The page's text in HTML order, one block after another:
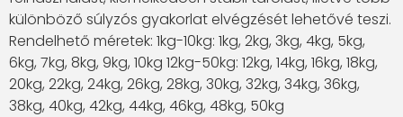
különböző súlyzós gyakorlat elvégzését lehetővé teszi.
Rendelhető méretek: 1kg-10kg: 1kg, 2kg, 3kg, 4kg, 5kg,
6kg, 7kg, 8kg, 9kg, 10kg 12kg-50kg: 12kg, 14kg, 16kg, 18kg,
20kg, 22kg, 24kg, 26kg, 28kg, 30kg, 32kg, 34kg, 36kg,
38kg, 40kg, 42kg, 44kg, 46kg, 48kg, 50kg